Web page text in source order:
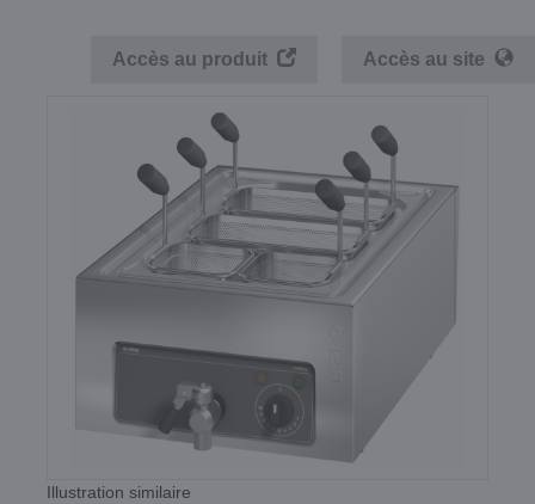
Accès au site
Accès au produit
Illustration similaire